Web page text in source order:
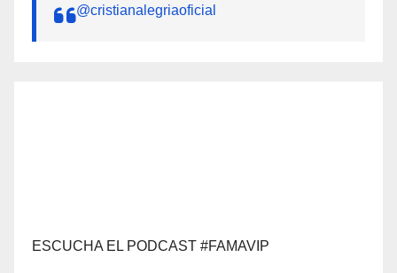
@cristianalegriaoficial
ESCUCHA EL PODCAST #FAMAVIP